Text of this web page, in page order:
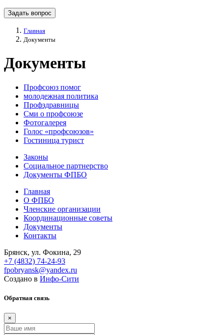
Задать вопрос
Главная
Документы
Документы
Профсоюз помог
молодежная политика
Профздравницы
Сми о профсоюзе
Фотогалерея
Голос «профсоюзов»
Гостиница турист
Законы
Социальное партнерство
Документы ФПБО
Главная
О ФПБО
Членские организации
Координационные советы
Документы
Контакты
Брянск, ул. Фокина, 29
+7 (4832) 74-24-93
fpobryansk@yandex.ru
Создано в Инфо-Сити
Обратная связь
×